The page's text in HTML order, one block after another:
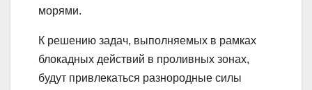
морями.
К решению задач, выполняемых в рамках
блокадных действий в проливных зонах,
будут привлекаться разнородные силы